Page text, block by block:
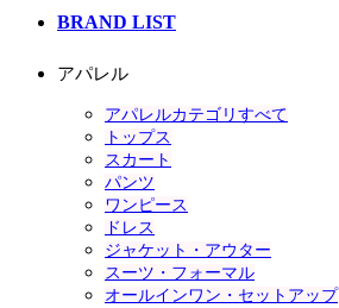
BRAND LIST
アパレル
アパレルカテゴリすべて
トップス
スカート
パンツ
ワンピース
ドレス
ジャケット・アウター
スーツ・フォーマル
オールインワン・セットアップ